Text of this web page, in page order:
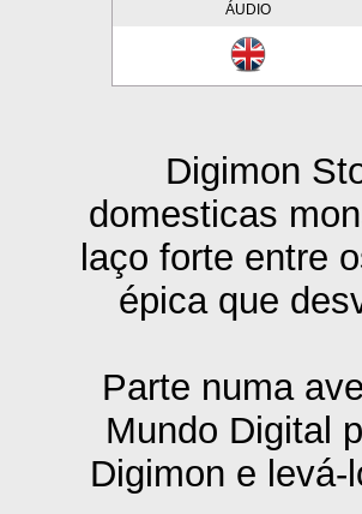
ÁUDIO
Digimon
domesticas
laço forte entre
épica que
Parte numa
Mundo Digital
Digimon e